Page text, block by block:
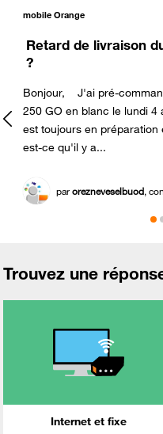
mobile Orange
Retard de livraison
?
Bonjour, J'ai pré-
250 GO en blanc le lundi
est toujours en
est-ce qu'il y a...
parorezneveselbuod,
Trouvez une
Internet et fixe